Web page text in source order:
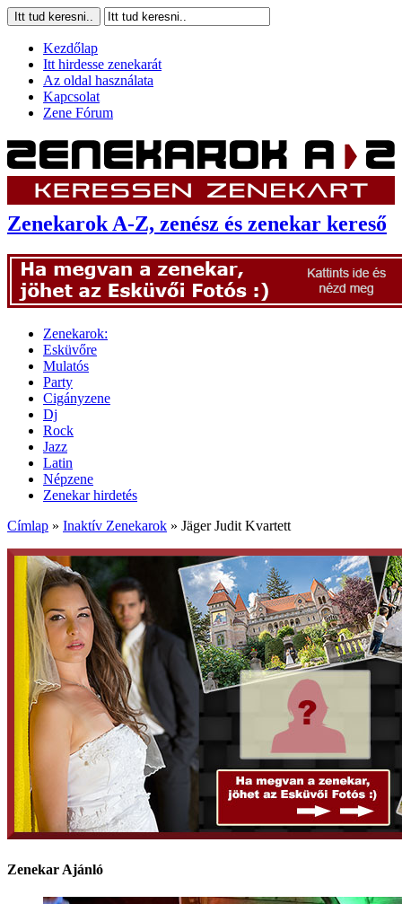
Kezdőlap
Itt hirdesse zenekarát
Az oldal használata
Kapcsolat
Zene Fórum
Zenekarok A-Z, zenész és zenekar kereső
Zenekarok:
Esküvőre
Mulatós
Party
Cigányzene
Dj
Rock
Jazz
Latin
Népzene
Zenekar hirdetés
Címlap » Inaktív Zenekarok » Jäger Judit Kvartett
Zenekar Ajánló